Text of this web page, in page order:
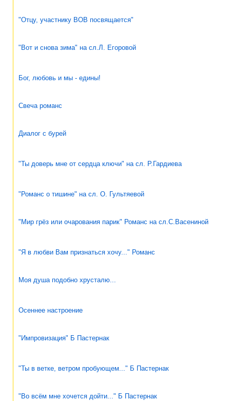
"Отцу, участнику ВОВ посвящается"
"Вот и снова зима" на сл.Л. Егоровой
Бог, любовь и мы - едины!
Свеча романс
Диалог с бурей
"Ты доверь мне от сердца ключи" на сл. Р.Гардиева
"Романс о тишине" на сл. О. Гультяевой
"Мир грёз или очарования парик" Романс на сл.С.Васениной
"Я в любви Вам признаться хочу..." Романс
Моя душа подобно хрусталю...
Осеннее настроение
"Импровизация" Б Пастернак
"Ты в ветке, ветром пробующем..." Б Пастернак
"Во всём мне хочется дойти..." Б Пастернак